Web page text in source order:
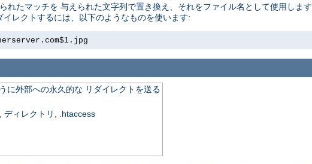
れたマッチを 与えられた文字列で置き換え、それをファイル名として使用しま
レクトするには、以下のようなものを使います:
に外部への永久的な リダイレクトを送る
ディレクトリ, .htaccess